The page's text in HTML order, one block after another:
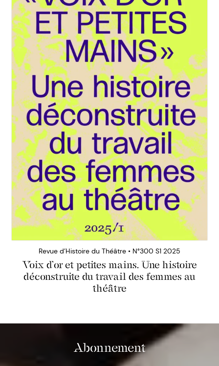
Revue d’Histoire du Théâtre • N°300 S1 2025
Voix d’or et petites mains. Une histoire
déconstruite du travail des femmes au
théâtre
Abonnement